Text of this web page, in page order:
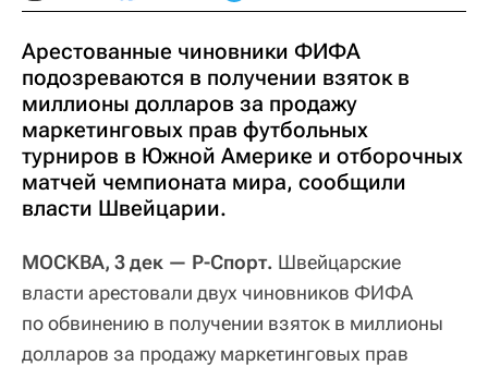
Арестованные чиновники ФИФА
подозреваются в получении взяток в
миллионы долларов за продажу
маркетинговых прав футбольных
турниров в Южной Америке и отборочных
матчей чемпионата мира, сообщили
власти Швейцарии.
МОСКВА, 3 дек — Р-Спорт. Швейцарские
власти арестовали двух чиновников ФИФА
по обвинению в получении взяток в миллионы
долларов за продажу маркетинговых прав